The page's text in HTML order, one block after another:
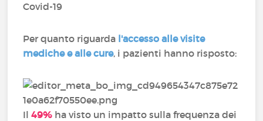
Covid-19
Per quanto riguarda l'accesso alle visite
mediche e alle cure, i pazienti hanno risposto:
Il49% ha visto un impatto sulla frequenza dei